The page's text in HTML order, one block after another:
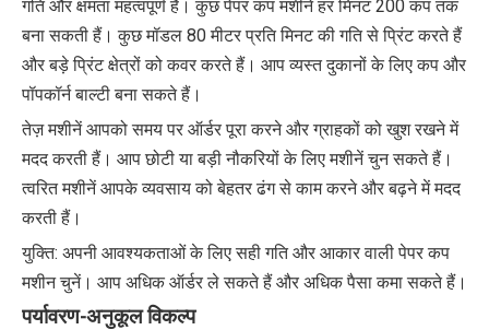
गति और क्षमता महत्वपूर्ण हैं। कुछ पेपर कप मशीनें हर मिनट 200 कप तक
बना सकती हैं। कुछ मॉडल 80 मीटर प्रति मिनट की गति से प्रिंट करते हैं
और बड़े प्रिंट क्षेत्रों को कवर करते हैं। आप व्यस्त दुकानों के लिए कप और
पॉपकॉर्न बाल्टी बना सकते हैं।
तेज़ मशीनें आपको समय पर ऑर्डर पूरा करने और ग्राहकों को खुश रखने में
मदद करती हैं। आप छोटी या बड़ी नौकरियों के लिए मशीनें चुन सकते हैं।
त्वरित मशीनें आपके व्यवसाय को बेहतर ढंग से काम करने और बढ़ने में मदद
करती हैं।
युक्ति: अपनी आवश्यकताओं के लिए सही गति और आकार वाली पेपर कप
मशीन चुनें। आप अधिक ऑर्डर ले सकते हैं और अधिक पैसा कमा सकते हैं।
पर्यावरण-अनुकूल विकल्प